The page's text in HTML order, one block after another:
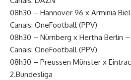
08h30 – Hannover 96 x Arminia
Canais: OneFootball (PPV)
08h30 – Nürnberg x Hertha Berlin
Canais: OneFootball (PPV)
08h30 – Preussen Münster x
2.Bundesliga